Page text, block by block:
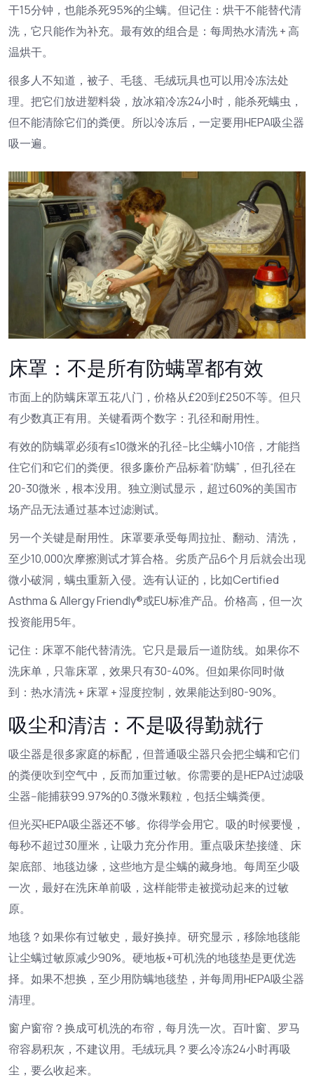
干15分钟，也能杀死95%的尘螨。但记住：烘干不能替代清
洗，它只能作为补充。最有效的组合是：每周热水清洗 + 高
温烘干。
很多人不知道，被子、毛毯、毛绒玩具也可以用冷冻法处
理。把它们放进塑料袋，放冰箱冷冻24小时，能杀死螨虫，
但不能清除它们的粪便。所以冷冻后，一定要用HEPA吸尘器
吸一遍。
床罩：不是所有防螨罩都有效
市面上的防螨床罩五花八门，价格从£20到£250不等。但只
有少数真正有用。关键看两个数字：孔径和耐用性。
有效的防螨罩必须有≤10微米的孔径--比尘螨小10倍，才能挡
住它们和它们的粪便。很多廉价产品标着“防螨”，但孔径在
20-30微米，根本没用。独立测试显示，超过60%的美国市
场产品无法通过基本过滤测试。
另一个关键是耐用性。床罩要承受每周拉扯、翻动、清洗，
至少10,000次摩擦测试才算合格。劣质产品6个月后就会出现
微小破洞，螨虫重新入侵。选有认证的，比如Certified
Asthma & Allergy Friendly®或EU标准产品。价格高，但一次
投资能用5年。
记住：床罩不能代替清洗。它只是最后一道防线。如果你不
洗床单，只靠床罩，效果只有30-40%。但如果你同时做
到：热水清洗 + 床罩 + 湿度控制，效果能达到80-90%。
吸尘和清洁：不是吸得勤就行
吸尘器是很多家庭的标配，但普通吸尘器只会把尘螨和它们
的粪便吹到空气中，反而加重过敏。你需要的是HEPA过滤吸
尘器--能捕获99.97%的0.3微米颗粒，包括尘螨粪便。
但光买HEPA吸尘器还不够。你得学会用它。吸的时候要慢，
每秒不超过30厘米，让吸力充分作用。重点吸床垫接缝、床
架底部、地毯边缘，这些地方是尘螨的藏身地。每周至少吸
一次，最好在洗床单前吸，这样能带走被搅动起来的过敏
原。
地毯？如果你有过敏史，最好换掉。研究显示，移除地毯能
让尘螨过敏原减少90%。硬地板+可机洗的地毯垫是更优选
择。如果不想换，至少用防螨地毯垫，并每周用HEPA吸尘器
清理。
窗户窗帘？换成可机洗的布帘，每月洗一次。百叶窗、罗马
帘容易积灰，不建议用。毛绒玩具？要么冷冻24小时再吸
尘，要么收起来。